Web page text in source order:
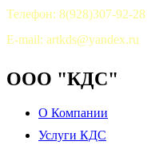
Телефон: 8(928)307-92-28
E-mail: artkds@yandex.ru
ООО "КДС"
О Компании
Услуги КДС